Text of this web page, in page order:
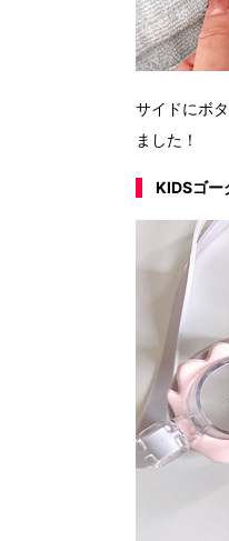
サイドにボ
ました！
KIDSゴー